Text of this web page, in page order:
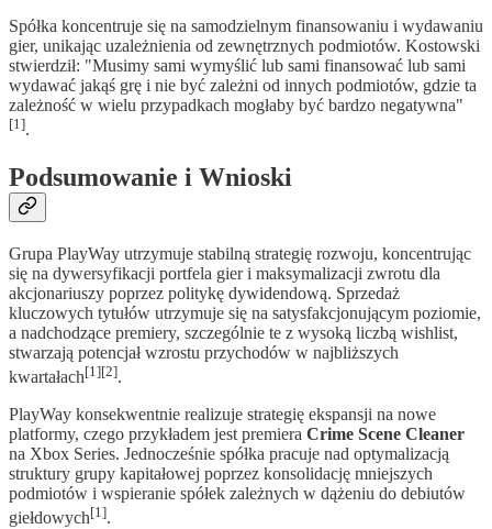
Spółka koncentruje się na samodzielnym finansowaniu i wydawaniu
gier, unikając uzależnienia od zewnętrznych podmiotów. Kostowski
stwierdził: "Musimy sami wymyślić lub sami finansować lub sami
wydawać jakąś grę i nie być zależni od innych podmiotów, gdzie ta
zależność w wielu przypadkach mogłaby być bardzo negatywna"
[1].
Podsumowanie i Wnioski
Grupa PlayWay utrzymuje stabilną strategię rozwoju, koncentrując
się na dywersyfikacji portfela gier i maksymalizacji zwrotu dla
akcjonariuszy poprzez politykę dywidendową. Sprzedaż
kluczowych tytułów utrzymuje się na satysfakcjonującym poziomie,
a nadchodzące premiery, szczególnie te z wysoką liczbą wishlist,
stwarzają potencjał wzrostu przychodów w najbliższych
kwartałach[1][2].
PlayWay konsekwentnie realizuje strategię ekspansji na nowe
platformy, czego przykładem jest premiera Crime Scene Cleaner
na Xbox Series. Jednocześnie spółka pracuje nad optymalizacją
struktury grupy kapitałowej poprzez konsolidację mniejszych
podmiotów i wspieranie spółek zależnych w dążeniu do debiutów
giełdowych[1].